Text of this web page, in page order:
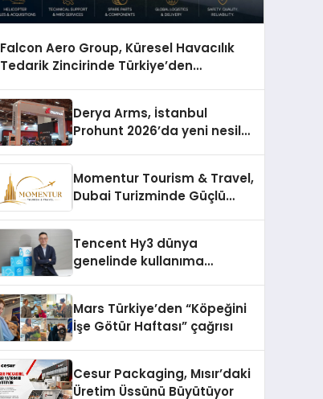
Falcon Aero Group, Küresel Havacılık
Tedarik Zincirinde Türkiye’den
Derya Arms, İstanbul
Prohunt 2026’da yeni nesil
Momentur Tourism & Travel,
Dubai Turizminde Güçlü
Tencent Hy3 dünya
genelinde kullanıma
Mars Türkiye’den “Köpeğini
İşe Götür Haftası” çağrısı
Cesur Packaging, Mısır’daki
Üretim Üssünü Büyütüyor